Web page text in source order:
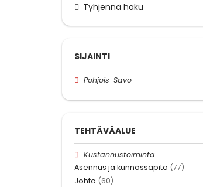
Tyhjennä haku
SIJAINTI
Pohjois-Savo
TEHTÄVÄALUE
Kustannustoiminta
Asennus ja kunnossapito (77)
Johto (60)